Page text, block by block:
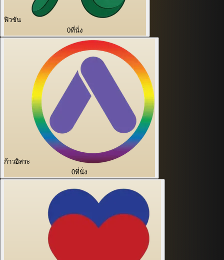
ฟิวชัน
0ที่นั่ง
ก้าวอิสระ
0ที่นั่ง